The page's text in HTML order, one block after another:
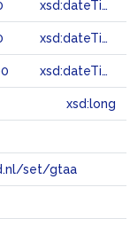
xsd:dateTime
xsd:dateTime
xsd:dateTime
xsd:long
set/gtaa